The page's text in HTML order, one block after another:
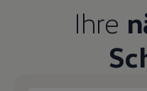
Ihre